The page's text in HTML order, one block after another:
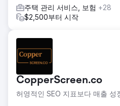
주택 관리 서비스, 보험 +28
$2,500부터 시작
CopperScreen.co
허영적인 SEO 지표보다 매출 성